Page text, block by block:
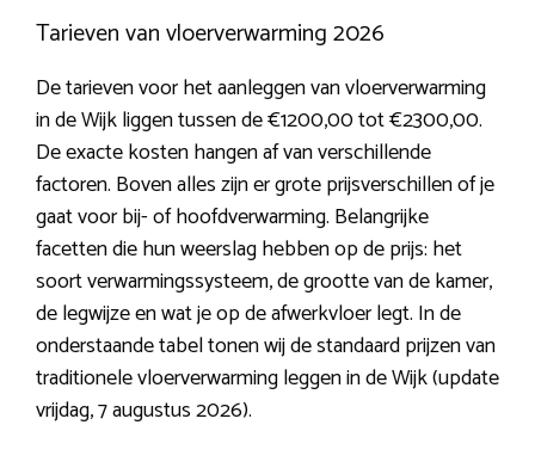
Tarieven van vloerverwarming 2026
De tarieven voor het aanleggen van vloerverwarming
in de Wijk liggen tussen de €1200,00 tot €2300,00.
De exacte kosten hangen af van verschillende
factoren. Boven alles zijn er grote prijsverschillen of je
gaat voor bij- of hoofdverwarming. Belangrijke
facetten die hun weerslag hebben op de prijs: het
soort verwarmingssysteem, de grootte van de kamer,
de legwijze en wat je op de afwerkvloer legt. In de
onderstaande tabel tonen wij de standaard prijzen van
traditionele vloerverwarming leggen in de Wijk (update
vrijdag, 7 augustus 2026).